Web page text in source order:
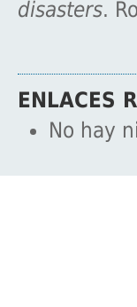
disasters.
ENLACES
No hay